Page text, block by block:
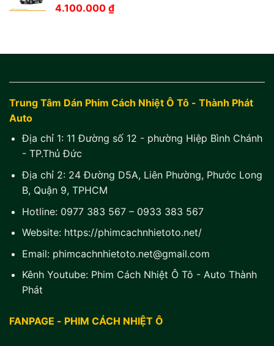
4.100.000 ₫
Trung Tâm Dán Phim Cách Nhiệt Ô Tô - Thành Phát
Auto
Địa chỉ 1: 11 Đường số 12 - phường Hiệp Bình Chánh
- TP.Thủ Đức
Địa chỉ 2: 24 Đường D5A, Liên Phường, Phước Long
B, Quận 9, TPHCM
Hotline: 0977 383 567– 0933 383 567
Website: https://phimcachnhietoto.net/
Email: phimcachnhietoto.net@gmail.com
Kênh Youtube: Phim Cách Nhiệt Ô Tô - Auto Thành
Phát
FANPAGE - PHIM CÁCH NHIỆT Ô